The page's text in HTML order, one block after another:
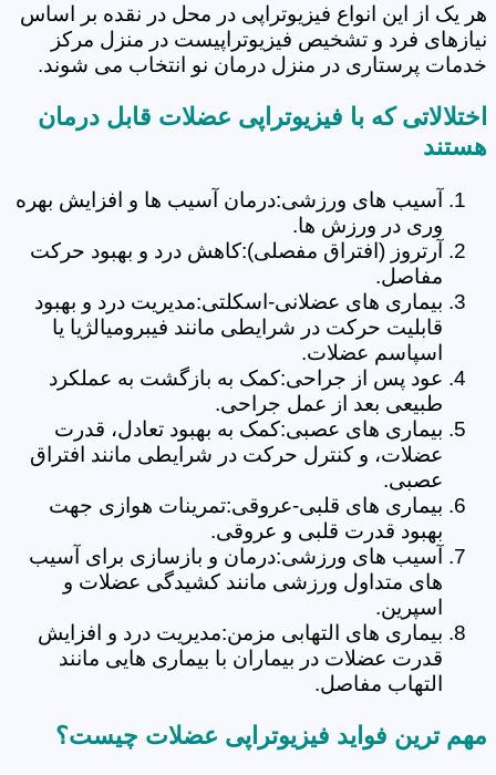
هر یک از این انواع فیزیوتراپی در محل در نقده بر اساس
نیازهای فرد و تشخیص فیزیوتراپیست در منزل مرکز
خدمات پرستاری در منزل درمان نو انتخاب می شوند.
اختلالاتی که با فیزیوتراپی عضلات قابل درمان
هستند
آسیب های ورزشی:درمان آسیب ها و افزایش بهره
وری در ورزش ها.
آرتروز (افتراق مفصلی):کاهش درد و بهبود حرکت
مفاصل.
بیماری های عضلانی-اسکلتی:مدیریت درد و بهبود
قابلیت حرکت در شرایطی مانند فیبرومیالژیا یا
اسپاسم عضلات.
عود پس از جراحی:کمک به بازگشت به عملکرد
طبیعی بعد از عمل جراحی.
بیماری های عصبی:کمک به بهبود تعادل، قدرت
عضلات، و کنترل حرکت در شرایطی مانند افتراق
عصبی.
بیماری های قلبی-عروقی:تمرینات هوازی جهت
بهبود قدرت قلبی و عروقی.
آسیب های ورزشی:درمان و بازسازی برای آسیب
های متداول ورزشی مانند کشیدگی عضلات و
اسپرین.
بیماری های التهابی مزمن:مدیریت درد و افزایش
قدرت عضلات در بیماران با بیماری هایی مانند
التهاب مفاصل.
مهم ترین فواید فیزیوتراپی عضلات چیست؟